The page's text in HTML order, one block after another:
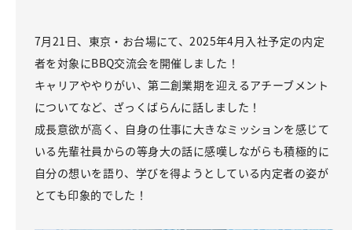
7月21日、東京・お台場にて、2025年4月入社予定の内定
者を対象にBBQ交流会を開催しました！
キャリアややりがい、第二創業期を迎えるアチーブメント
についてなど、ざっくばらんに話しました！
成長意欲が高く、自身の仕事に大きなミッションを感じて
いる先輩社員からの等身大の話に感嘆しながらも積極的に
自分の想いを語り、学びを得ようとしている内定者の姿が
とても印象的でした！